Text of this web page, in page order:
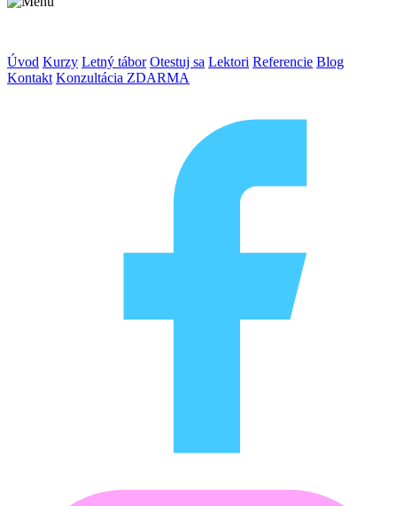
Úvod Kurzy Letný tábor Otestuj sa Lektori Referencie Blog
Kontakt Konzultácia ZDARMA